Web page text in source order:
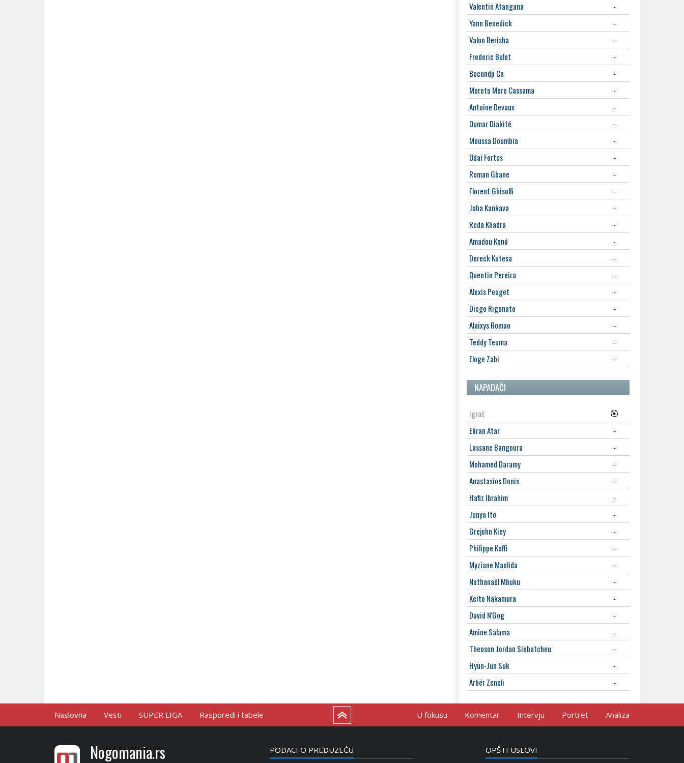
Valentin Atangana
-
Yann Benedick
-
Valon Berisha
-
Frederic Bulot
-
Bocundji Ca
-
Moreto Moro Cassama
-
Antoine Devaux
-
Oumar Diakité
-
Moussa Doumbia
-
Odaï Fortes
-
Roman Gbane
-
Florent Ghisolfi
-
Jaba Kankava
-
Reda Khadra
-
Amadou Koné
-
Dereck Kutesa
-
Quentin Pereira
-
Alexis Peuget
-
Diego Rigonato
-
Alaixys Romao
-
Teddy Teuma
-
Eloge Zabi
-
NAPADAČI
Igrač
Eliran Atar
-
Lassane Bangoura
-
Mohamed Daramy
-
Anastasios Donis
-
Hafiz Ibrahim
-
Junya Ito
-
Grejohn Kiey
-
Philippe Koffi
-
Myziane Maolida
-
Nathanaël Mbuku
-
Keito Nakamura
-
David N'Gog
-
Amine Salama
-
Theoson Jordan Siebatcheu
-
Hyun-Jun Suk
-
Arbër Zeneli
-
Naslovna Vesti SUPER LIGA Rasporedi i tabele U fokusu Komentar Intervju Portret Analiza
Nogomania.rs PODACI O PREDUZEĆU OPŠTI USLOVI